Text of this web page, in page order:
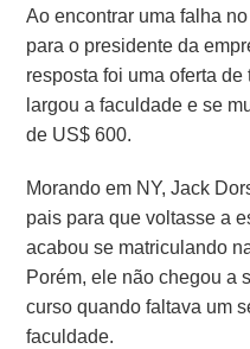
Ao encontrar uma falha
para o presidente da
resposta foi uma oferta
largou a faculdade e se
de US$ 600.
Morando em NY, Jack
pais para que voltasse a
acabou se matriculando
Porém, ele não chegou a
curso quando faltava um
faculdade.